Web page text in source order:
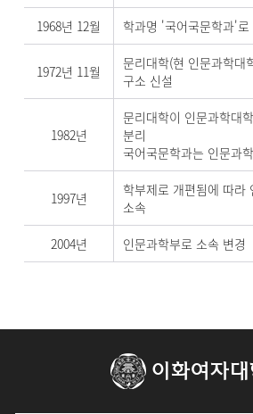
1968년 12월 학과명 '국어국문학과'로
1972년 11월
문리대학(현 인문과학대
구소 신설
1982년
문리대학이 인문과학대
분리
국어국문학과는 인문과
1997년
학부제로 개편됨에 따라
소속
2004년 인문과학부로 소속 변경
이화여자